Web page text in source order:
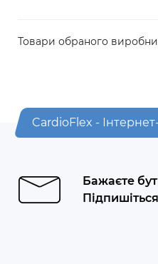
Товари обраного
CardioFlex -
Бажаєте